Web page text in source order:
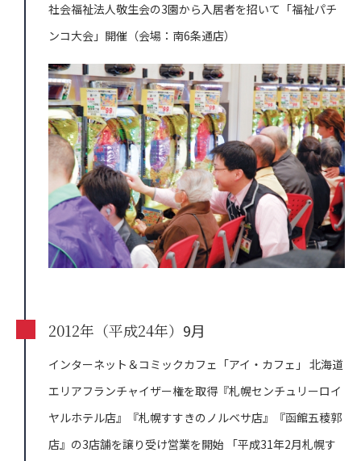
社会福祉法人敬生会の3園から入居者を招いて「福祉パチ
ンコ大会」開催（会場：南6条通店）
2012年（平成24年） 9月
インターネット＆コミックカフェ「アイ・カフェ」 北海道
エリアフランチャイザー権を取得『札幌センチュリーロイ
ヤルホテル店』『札幌すすきのノルベサ店』『函館五稜郭
店』の3店舗を譲り受け営業を開始 「平成31年2月札幌す